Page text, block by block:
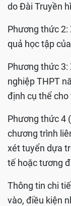
do Đài Truyền
Phương thức
quả học tập
Phương thức
nghiệp THPT
định cụ thể
Phương thức 4
chương trình
xét tuyển dựa
tế hoặc tương
Thông tin chi
vào, điều kiện